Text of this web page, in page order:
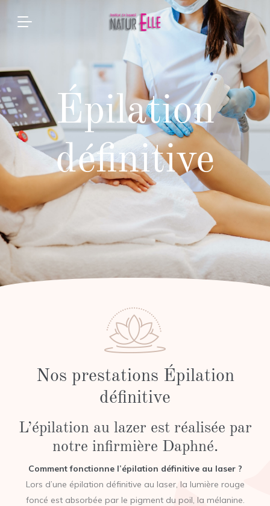
Épilation
définitive
Nos prestations Épilation
définitive
L’épilation au lazer est réalisée par
notre infirmière Daphné.
Comment fonctionne l’épilation définitive au laser ?
Lors d’une épilation définitive au laser, la lumière rouge
foncé est absorbée par le pigment du poil, la mélanine.